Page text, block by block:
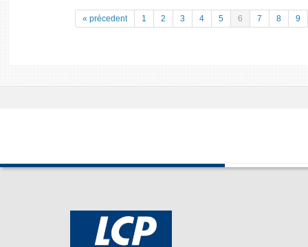
« précedent 1 2 3 4 5 6 7 8 9